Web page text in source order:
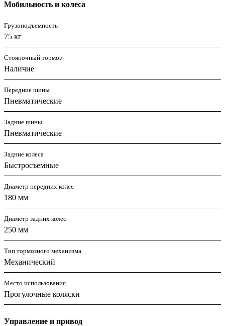
Мобильность и колеса
Грузоподъемность
75 кг
Стояночный тормоз
Наличие
Передние шины
Пневматические
Задние шины
Пневматические
Задние колеса
Быстросъемные
Диаметр передних колес
180 мм
Диаметр задних колес
250 мм
Тип тормозного механизма
Механический
Место использования
Прогулочные коляски
Управление и привод